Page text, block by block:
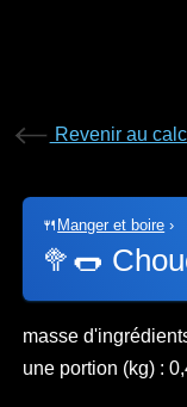
Revenir au
🍴 Manger et boire ›
🥦🌭
masse
une portion (kg) :